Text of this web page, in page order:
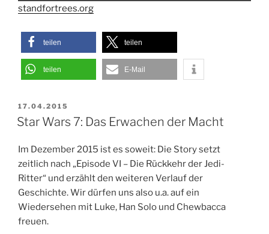
standfortrees.org
teilen teilen
teilen E-Mail
VERÖFFENTLICHT
AM
17.04.2015
Star Wars 7: Das Erwachen der Macht
Im Dezember 2015 ist es soweit: Die Story setzt
zeitlich nach „Episode VI – Die Rückkehr der Jedi-
Ritter“ und erzählt den weiteren Verlauf der
Geschichte. Wir dürfen uns also u.a. auf ein
Wiedersehen mit Luke, Han Solo und Chewbacca
freuen.